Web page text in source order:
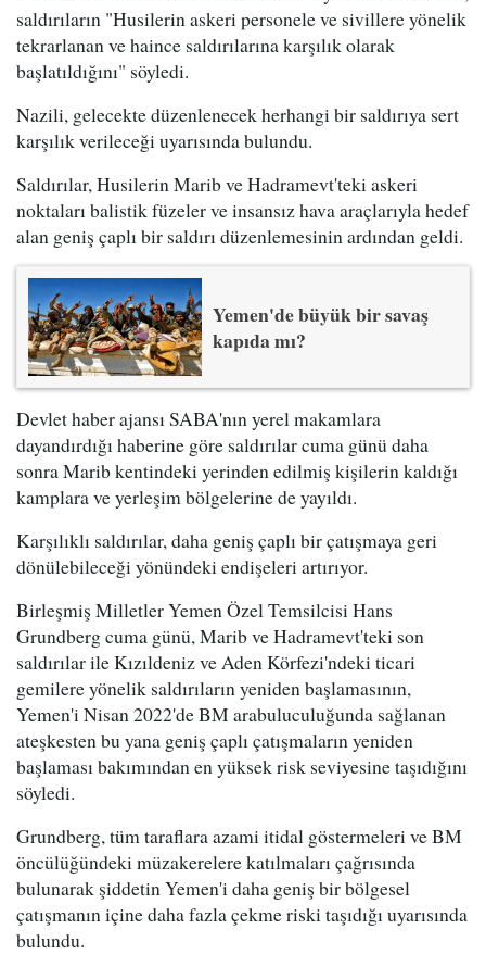
saldırıların "Husilerin askeri personele ve sivillere yönelik
tekrarlanan ve haince saldırılarına karşılık olarak
başlatıldığını" söyledi.
Nazili, gelecekte düzenlenecek herhangi bir saldırıya sert
karşılık verileceği uyarısında bulundu.
Saldırılar, Husilerin Marib ve Hadramevt'teki askeri
noktaları balistik füzeler ve insansız hava araçlarıyla hedef
alan geniş çaplı bir saldırı düzenlemesinin ardından geldi.
Yemen'de büyük bir savaş
kapıda mı?
Devlet haber ajansı SABA'nın yerel makamlara
dayandırdığı haberine göre saldırılar cuma günü daha
sonra Marib kentindeki yerinden edilmiş kişilerin kaldığı
kamplara ve yerleşim bölgelerine de yayıldı.
Karşılıklı saldırılar, daha geniş çaplı bir çatışmaya geri
dönülebileceği yönündeki endişeleri artırıyor.
Birleşmiş Milletler Yemen Özel Temsilcisi Hans
Grundberg cuma günü, Marib ve Hadramevt'teki son
saldırılar ile Kızıldeniz ve Aden Körfezi'ndeki ticari
gemilere yönelik saldırıların yeniden başlamasının,
Yemen'i Nisan 2022'de BM arabuluculuğunda sağlanan
ateşkesten bu yana geniş çaplı çatışmaların yeniden
başlaması bakımından en yüksek risk seviyesine taşıdığını
söyledi.
Grundberg, tüm taraflara azami itidal göstermeleri ve BM
öncülüğündeki müzakerelere katılmaları çağrısında
bulunarak şiddetin Yemen'i daha geniş bir bölgesel
çatışmanın içine daha fazla çekme riski taşıdığı uyarısında
bulundu.